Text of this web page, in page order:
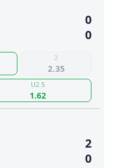
0
0
2
2.35
U2.5
1.62
2
0